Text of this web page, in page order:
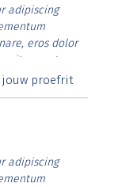
adipiscing
eros dolor
vitae erat.
lorem
jouw proefrit
adipiscing